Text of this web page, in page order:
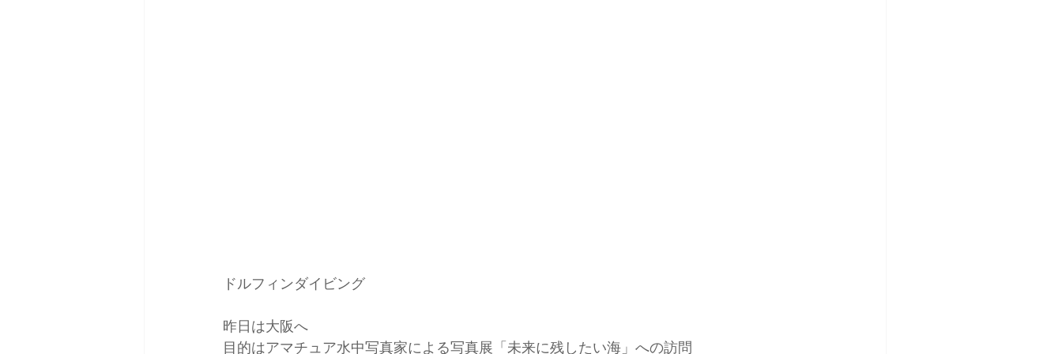
ドルフィンダイビング
昨日は大阪へ
目的はアマチュア水中写真家による写真展「未来に残したい海」への訪問